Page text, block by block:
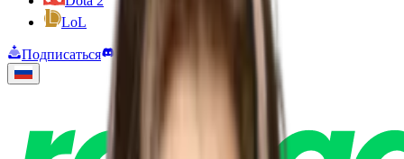
LoL
Подписаться